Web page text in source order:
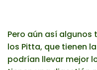
Pero aún así
los Pitta, que tienen
podrían llevar mejor